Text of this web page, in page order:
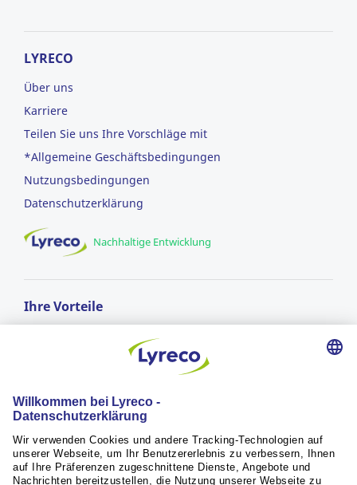
LYRECO
Über uns
Karriere
Teilen Sie uns Ihre Vorschläge mit
*Allgemeine Geschäftsbedingungen
Nutzungsbedingungen
Datenschutzerklärung
Nachhaltige Entwicklung
Ihre Vorteile
GRATIS LIEFERUNG
ab einem Bestellwert von CHF 50.-
Lieferung am nächsten Arbeitstag*
RÜCKGABERECHT
innerhalb von 30 Tagen